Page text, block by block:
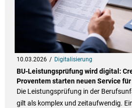
10.03.2026 Digitalisierung
BU-Leistungsprüfung wird digital:
Proventem starten neuen Service
Die Leistungsprüfung in der
gilt als komplex und zeitaufwendig.